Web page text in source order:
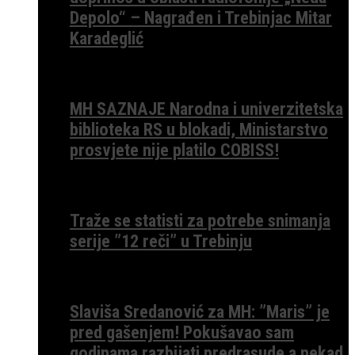
Depolo“ – Nagrađen i Trebinjac Mitar
Karadeglić
MH SAZNAJE Narodna i univerzitetska
biblioteka RS u blokadi, Ministarstvo
prosvjete nije platilo COBISS!
Traže se statisti za potrebe snimanja
serije ”12 reči” u Trebinju
Slaviša Sredanović za MH: ”Maris” je
pred gašenjem! Pokušavao sam